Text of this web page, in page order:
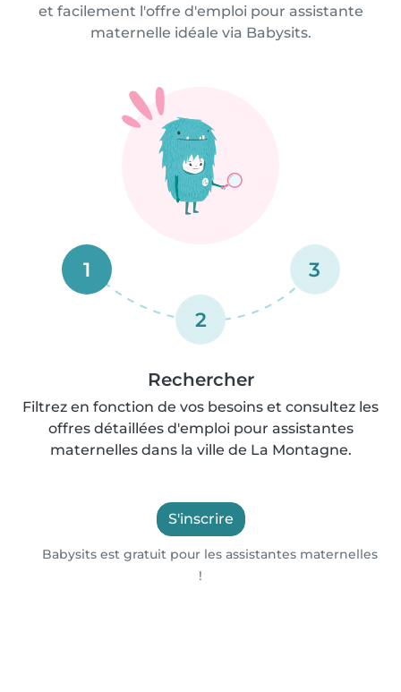
et facilement l'offre d'emploi pour assistante
maternelle idéale via Babysits.
1
2
3
Rechercher
Filtrez en fonction de vos besoins et consultez les
offres détaillées d'emploi pour assistantes
maternelles dans la ville de La Montagne.
S'inscrire
Babysits est gratuit pour les assistantes maternelles
!